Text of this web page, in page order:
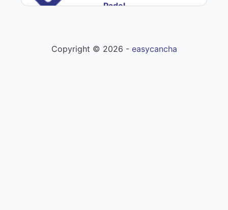
Padel
Copyright © 2026 - easycancha